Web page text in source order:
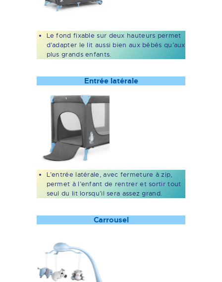
Le fond fixable sur deux hauteurs permet
d’adapter le lit aussi bien aux bébés qu’aux
plus grands enfants.
Entrée latérale
L’entrée latérale, avec fermeture à zip,
permet à l’enfant de rentrer et sortir tout
seul du lit lorsqu’il sera assez grand.
Carrousel